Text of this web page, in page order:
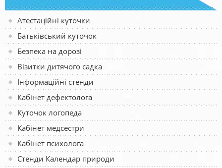
Атестаційні куточки
Батьківський куточок
Безпека на дорозі
Візитки дитячого садка
Інформаційні стенди
Кабінет дефектолога
Куточок логопеда
Кабінет медсестри
Кабінет психолога
Стенди Календар природи